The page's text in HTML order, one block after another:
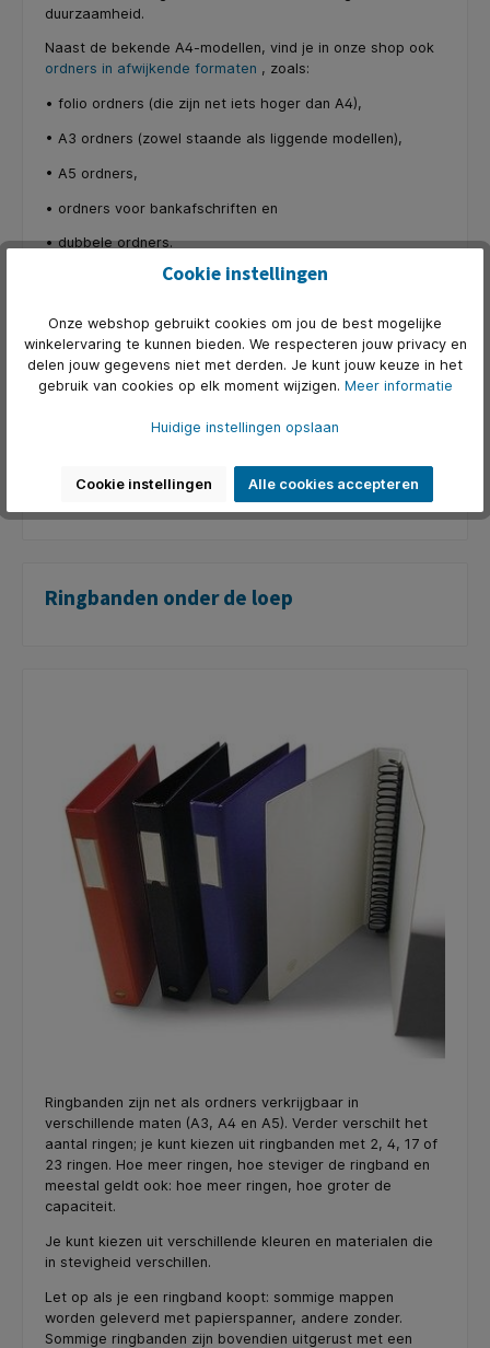
duurzaamheid.
Naast de bekende A4-modellen, vind je in onze shop ook
ordners in afwijkende formaten , zoals:
• folio ordners (die zijn net iets hoger dan A4),
• A3 ordners (zowel staande als liggende modellen),
• A5 ordners,
• ordners voor bankafschriften en
• dubbele ordners.
Bijna alle ordners zijn gemaakt vankarton
Luxere ordners zijn overtrokken met glad papier of met
gekleurd kunststof (PP). Ze zijn verkrijgbaar in
verschillende kleuren.
En natuurlijk vind je in onze shop ookmilieuvriendelijke
één oogopslag wat erin zit. In de etikethouders zit
overigens altijd een verwisselbaar rugetiket.
Ringbanden onder de loep
Ringbanden zijn net als ordners verkrijgbaar in
verschillende maten (A3, A4 en A5). Verder verschilt het
aantal ringen; je kunt kiezen uit ringbanden met 2, 4, 17 of
23 ringen. Hoe meer ringen, hoe steviger de ringband en
meestal geldt ook: hoe meer ringen, hoe groter de
capaciteit.
Je kunt kiezen uit verschillende kleuren en materialen die
in stevigheid verschillen.
Let op als je een ringband koopt: sommige mappen
worden geleverd met papierspanner, andere zonder.
Sommige ringbanden zijn bovendien uitgerust met een
Cookie instellingen
Onze webshop gebruikt cookies om jou de best mogelijke
winkelervaring te kunnen bieden. We respecteren jouw privacy en
delen jouw gegevens niet met derden. Je kunt jouw keuze in het
gebruik van cookies op elk moment wijzigen. Meer informatie
Huidige instellingen opslaan
Cookie instellingen Alle cookies accepteren